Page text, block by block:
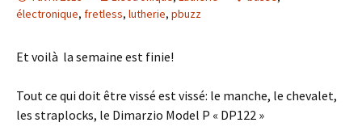
électronique, fretless, lutherie, pbuzz
Et voilà la semaine est finie!
Tout ce qui doit être vissé est vissé: le manche, le chevalet,
les straplocks, le Dimarzio Model P « DP122 »